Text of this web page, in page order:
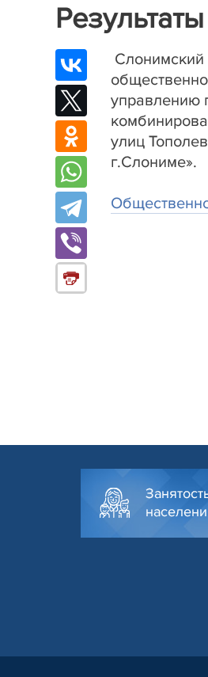
Слонимский
управлению
улиц
г.Слониме».